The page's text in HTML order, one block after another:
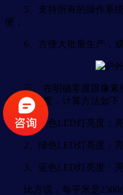
5、支持所有的操作系统
便；
6、方便大批量生产，成
三、在明确零度跟像素
单管的亮度，计算方法如下
1、红色LED灯亮度：亮
2、绿色LED灯亮度：亮
3、蓝色LED灯亮度：亮
比方说，每平米是